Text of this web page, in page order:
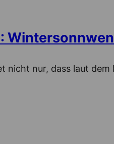
nicht nur, dass laut